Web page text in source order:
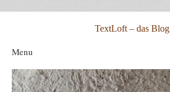
TextLoft – das Blog
Menu